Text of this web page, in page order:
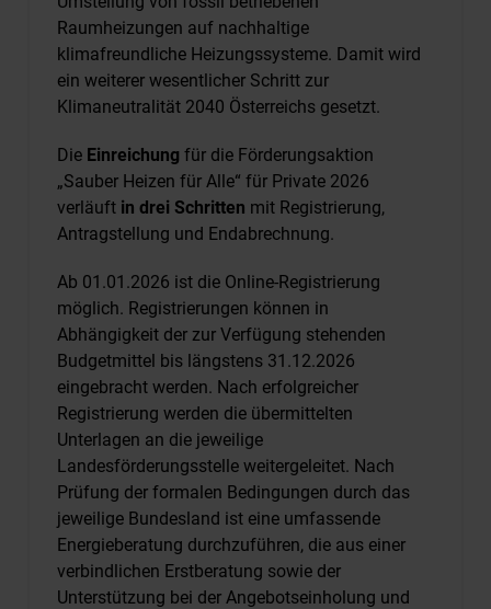
Raumheizungen auf nachhaltige
klimafreundliche Heizungssysteme. Damit wird
ein weiterer wesentlicher Schritt zur
Klimaneutralität 2040 Österreichs gesetzt.
Die Einreichung für die Förderungsaktion
„Sauber Heizen für Alle“ für Private 2026
verläuft in drei Schritten mit Registrierung,
Antragstellung und Endabrechnung.
Ab 01.01.2026 ist die Online-Registrierung
möglich. Registrierungen können in
Abhängigkeit der zur Verfügung stehenden
Budgetmittel bis längstens 31.12.2026
eingebracht werden. Nach erfolgreicher
Registrierung werden die übermittelten
Unterlagen an die jeweilige
Landesförderungsstelle weitergeleitet. Nach
Prüfung der formalen Bedingungen durch das
jeweilige Bundesland ist eine umfassende
Energieberatung durchzuführen, die aus einer
verbindlichen Erstberatung sowie der
Unterstützung bei der Angebotseinholung und